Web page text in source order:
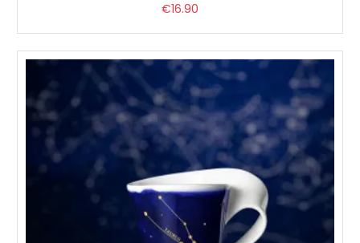
€16.90